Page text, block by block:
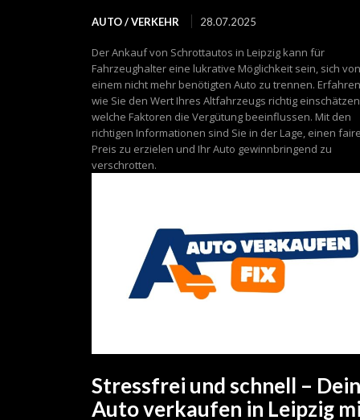
AUTO / VERKEHR 28.07.2025
Der Ankauf von Schrottautos in Leipzig kann für
Fahrzeughalter eine lukrative Möglichkeit sein, sich von
einem nicht mehr benötigten Auto zu trennen.
wie Sie den Wert Ihres Altfahrzeugs richtig
welche Faktoren die Vergütung beeinflussen. Mit den
richtigen Informationen sind Sie in der Lage, einen
Preis zu erzielen und Ihr Auto gewinnbringend zu
verschrotten.
Stressfrei und schnell – Dein
Auto verkaufen in Leipzig